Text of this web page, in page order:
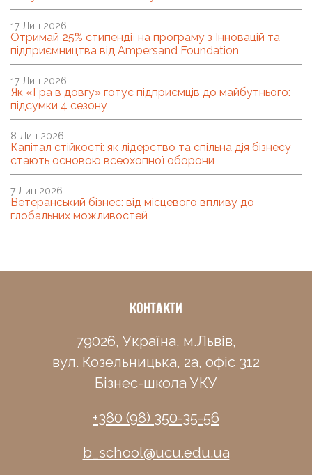
Отримай 25% стипендії на програму з Інновацій та
підприємництва від Ampersand Foundation
17 Лип 2026
Як «Гра в довгу» готує підприємців до майбутнього:
підсумки 4 сезону
17 Лип 2026
Капітал стійкості: як лідерство та спільна дія бізнесу
стають основою всеохопної оборони
8 Лип 2026
Ветеранський бізнес: від місцевого впливу до
глобальних можливостей
7 Лип 2026
КОНТАКТИ
79026, Україна, м.Львів,
вул. Козельницька, 2а, офіс 312
Бізнес-школа УКУ
+380 (98) 350-35-56
b_school@ucu.edu.ua